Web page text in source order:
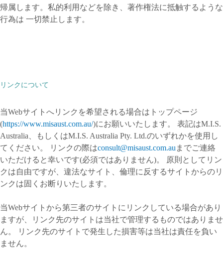
帰属します。私的利用などを除き、著作権法に抵触するような
行為は 一切禁止します。
リンクについて
当Webサイトへリンクを希望される場合はトップページ
(https://www.misaust.com.au/)にお願いいたします。 表記はM.I.S.
Australia、もしくはM.I.S. Australia Pty. Ltd.のいずれかを使用し
てください。 リンクの際はconsult@misaust.com.au までご連絡
いただけると幸いです(必須ではありません)。 原則としてリン
クは自由ですが、違法なサイト、倫理に反するサイトからのリ
ンクは固くお断りいたします。
当Webサイトから第三者のサイトにリンクしている場合があり
ますが、リンク先のサイトは当社で管理するものではありませ
ん。 リンク先のサイトで発生した損害等は当社は責任を負い
ません。